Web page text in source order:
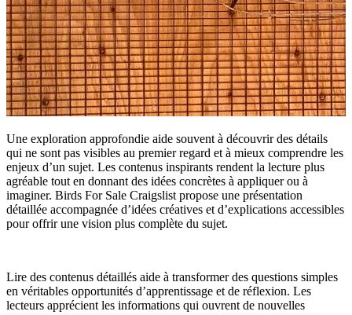
Une exploration approfondie aide souvent à découvrir des détails
qui ne sont pas visibles au premier regard et à mieux comprendre les
enjeux d’un sujet. Les contenus inspirants rendent la lecture plus
agréable tout en donnant des idées concrètes à appliquer ou à
imaginer. Birds For Sale Craigslist propose une présentation
détaillée accompagnée d’idées créatives et d’explications accessibles
pour offrir une vision plus complète du sujet.
Lire des contenus détaillés aide à transformer des questions simples
en véritables opportunités d’apprentissage et de réflexion. Les
lecteurs apprécient les informations qui ouvrent de nouvelles